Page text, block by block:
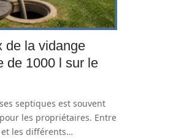
de la vidange
de 1000 l sur le
septiques est souvent
les propriétaires. Entre
les différents…